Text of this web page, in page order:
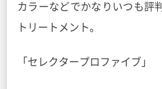
カラーなどでかなりいつも評
トリートメント。
「セレクタープロファイブ」